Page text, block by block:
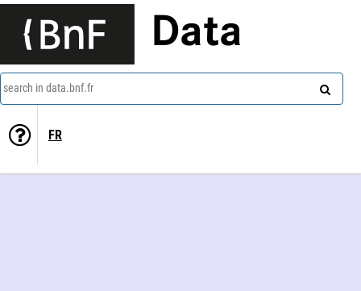
Data
search in data.bnf.fr
FR